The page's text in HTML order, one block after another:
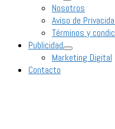
Nosotros
Aviso de
Términos y
Publicidad
Marketing Digital
Contacto